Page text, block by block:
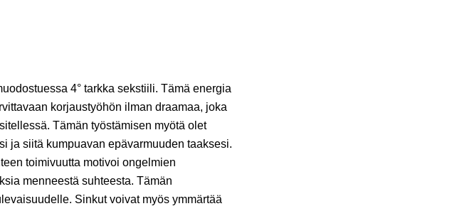
4° tarkka sekstiili. Tämä energia
korjaustyöhön ilman draamaa, joka
Tämän työstämisen myötä olet
ja siitä kumpuavan epävarmuuden taaksesi.
toimivuutta motivoi ongelmien
menneestä suhteesta. Tämän
Sinkut voivat myös ymmärtää